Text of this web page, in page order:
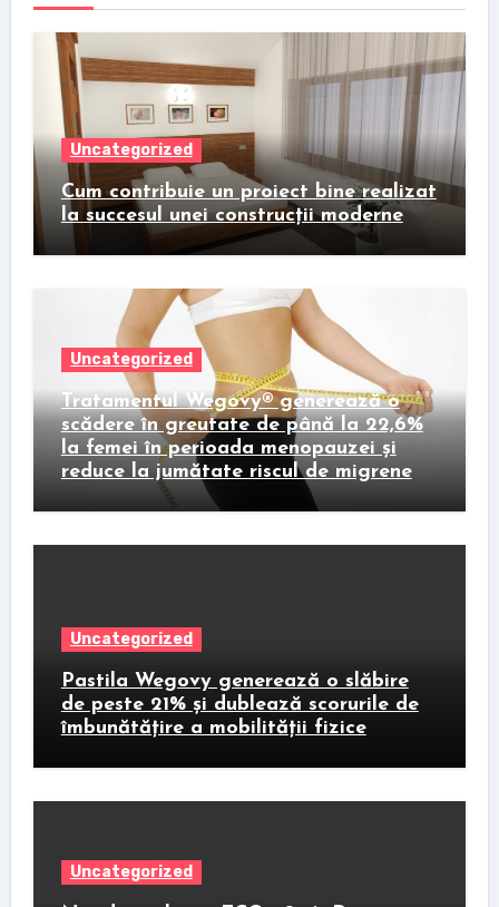
Uncategorized
Cum contribuie un proiect bine realizat
la succesul unei construcții moderne
Uncategorized
Tratamentul Wegovy® generează o
scădere în greutate de până la 22,6%
la femei în perioada menopauzei și
reduce la jumătate riscul de migrene
Uncategorized
Pastila Wegovy generează o slăbire
de peste 21% și dublează scorurile de
îmbunătățire a mobilității fizice
Uncategorized